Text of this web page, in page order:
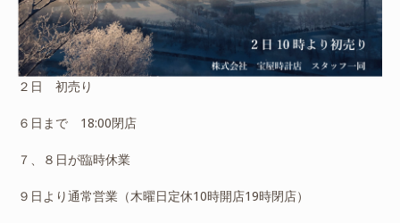
２日 初売り
６日まで 18:00閉店
７、８日が臨時休業
９日より通常営業（木曜日定休10時開店19時閉店）